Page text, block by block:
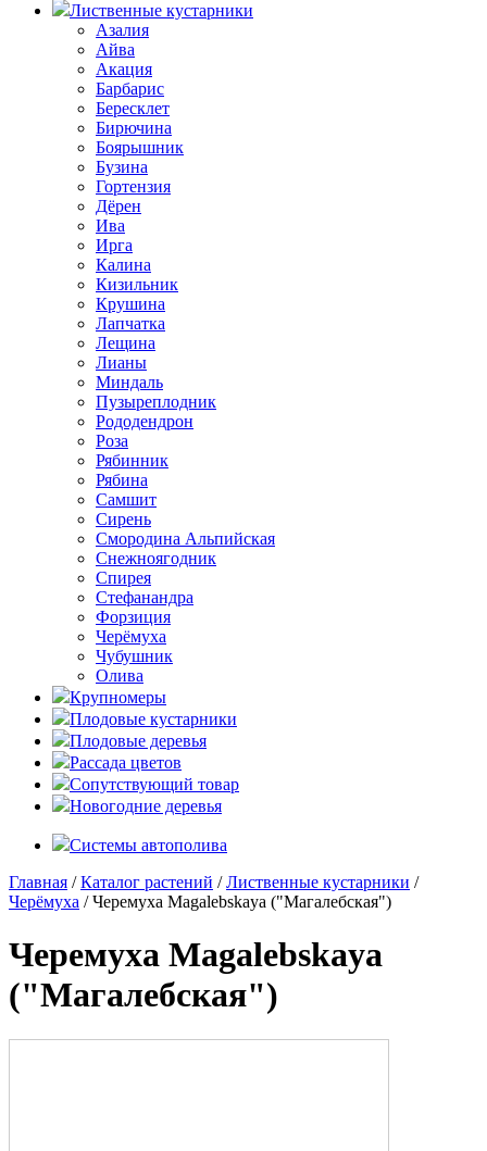
Лиственные кустарники
Азалия
Айва
Акация
Барбарис
Бересклет
Бирючина
Боярышник
Бузина
Гортензия
Дёрен
Ива
Ирга
Калина
Кизильник
Крушина
Лапчатка
Лещина
Лианы
Миндаль
Пузыреплодник
Рододендрон
Роза
Рябинник
Рябина
Самшит
Сирень
Смородина Альпийская
Снежноягодник
Спирея
Стефанандра
Форзиция
Черёмуха
Чубушник
Олива
Крупномеры
Плодовые кустарники
Плодовые деревья
Рассада цветов
Сопутствующий товар
Новогодние деревья
Системы автополива
Главная /Каталог растений /Лиственные кустарники /
Черёмуха / Черемуха Magalebskaya ("Магалебская")
Черемуха Magalebskaya
("Магалебская")